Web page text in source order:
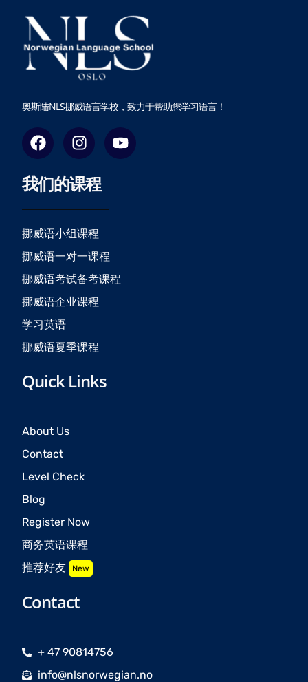
奥斯陆NLS挪威语言学校，致力于帮助您学习语言！
F
a
c
e
b
o
o
k
I
n
s
t
a
g
r
a
m
Y
o
u
我们的课程
挪威语小组课程
挪威语一对一课程
挪威语考试备考课程
挪威语企业课程
学习英语
挪威语夏季课程
Quick Links
About Us
Contact
Level Check
Blog
Register Now
商务英语课程
推荐好友 New
Contact
+ 47 90814756
info@nlsnorwegian.no